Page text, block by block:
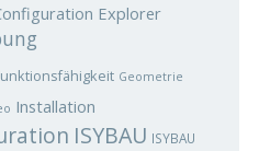
Explorer
Geometrie
Installation
ISYBAU ISYBAU